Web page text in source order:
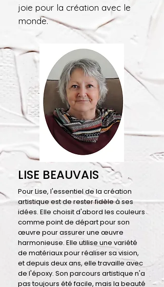
joie pour la création avec le
monde.
LISE BEAUVAIS
Pour Lise, l'essentiel de la création
artistique est de rester fidèle à ses
idées. Elle choisit d'abord les couleurs
comme point de départ pour son
œuvre pour assurer une œuvre
harmonieuse. Elle utilise une variété
de matériaux pour réaliser sa vision,
et depuis deux ans, elle travaille avec
de l'époxy. Son parcours artistique n'a
pas toujours été facile, mais la beauté